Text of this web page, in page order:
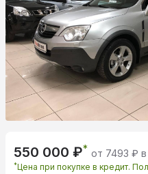
550 000 ₽* от 7493 ₽
*Цена при покупке в кредит.